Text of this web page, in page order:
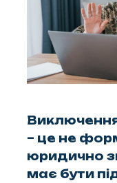
Виключення
– це не
юридично
має бути